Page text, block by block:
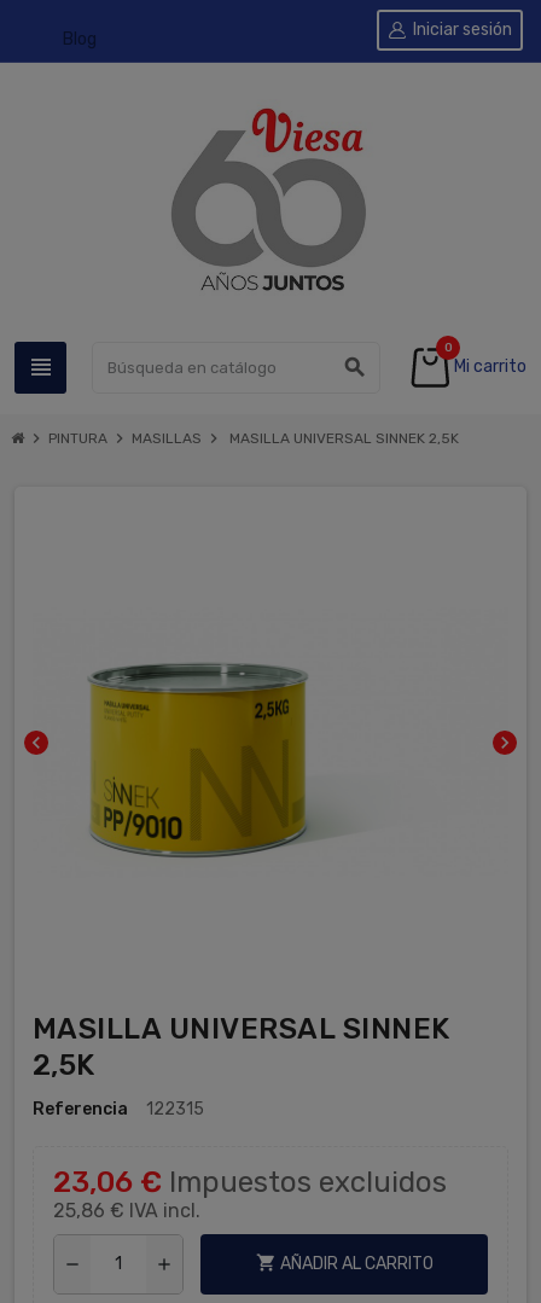
Blog
view_headline search
Iniciar sesión
0
Mi carrito
chevron_right PINTURA chevron_right MASILLAS chevron_right MASILLA UNIVERSAL SINNEK 2,5K
chevron_left chevron_right
MASILLA UNIVERSAL SINNEK
2,5K
Referencia 122315
23,06 € Impuestos excluidos
25,86 € IVA incl.
remove add shopping_cart AÑADIR AL CARRITO